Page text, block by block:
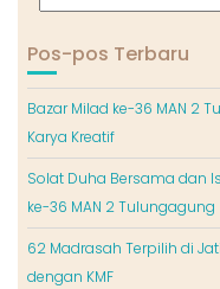
Pos-pos Terbaru
Bazar Milad ke-36 MAN 2
Karya Kreatif
Solat Duha Bersama dan
ke-36 MAN 2 Tulungagung
62 Madrasah Terpilih di
dengan KMF